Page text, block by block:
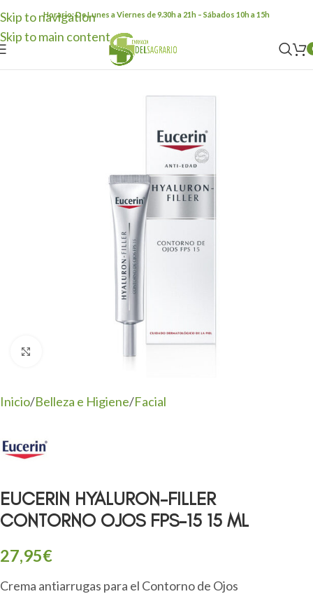
Skip to navigation
Skip to main content
Horario: De Lunes a Viernes de 9.30h a 21h – Sábados 10h a 15h
Inicio/Belleza e Higiene/Facial
EUCERIN HYALURON-FILLER
CONTORNO OJOS FPS-15 15 ML
27,95€
Crema antiarrugas para el Contorno de Ojos